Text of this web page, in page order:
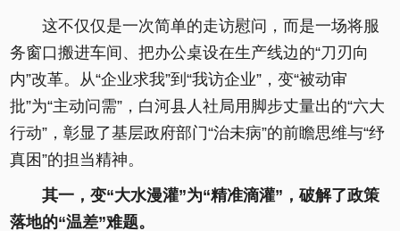
这不仅仅是一次简单的走访慰问，而是一场将服
务窗口搬进车间、把办公桌设在生产线边的“刀刃向
内”改革。从“企业求我”到“我访企业”，变“被动审
批”为“主动问需”，白河县人社局用脚步丈量出的“六大
行动”，彰显了基层政府部门“治未病”的前瞻思维与“纾
真困”的担当精神。
其一，变“大水漫灌”为“精准滴灌”，破解了政策
落地的“温差”难题。